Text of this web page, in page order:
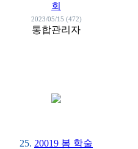
회
2023/05/15 (472)
통합관리자
25. 20019 봄 학술